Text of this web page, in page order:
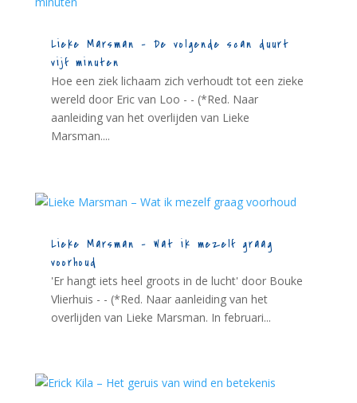
Lieke Marsman – De volgende scan duurt
vijf minuten
Hoe een ziek lichaam zich verhoudt tot een zieke
wereld door Eric van Loo - - (*Red. Naar
aanleiding van het overlijden van Lieke
Marsman....
Lieke Marsman – Wat ik mezelf graag
voorhoud
'Er hangt iets heel groots in de lucht' door Bouke
Vlierhuis - - (*Red. Naar aanleiding van het
overlijden van Lieke Marsman. In februari...